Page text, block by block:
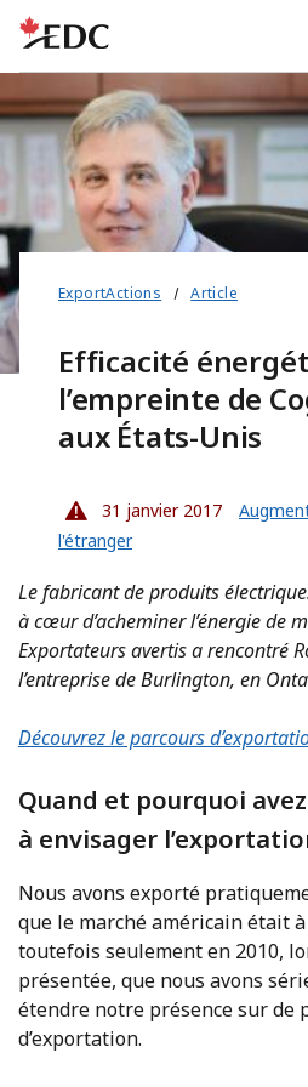
ExportActions Article
Efficacité
l’empreinte de
aux États-Unis
31 janvier 2017
l'étranger
Le fabricant de produits
à cœur d’acheminer l’énergie de
Exportateurs avertis a rencontré
l’entreprise de Burlington, en
Découvrez le parcours
Quand et pourquoi
à envisager
Nous avons exporté
que le marché américain était à
toutefois seulement en 2010,
présentée, que nous avons
étendre notre présence sur de
d’exportation.